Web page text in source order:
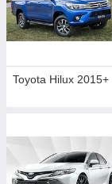
Toyota Hilux 2015+